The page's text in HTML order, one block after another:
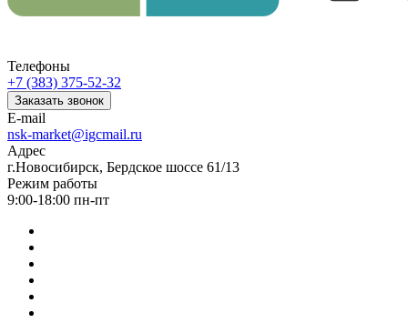
Телефоны
+7 (383) 375-52-32
Заказать звонок
E-mail
nsk-market@igcmail.ru
Адрес
г.Новосибирск, Бердское шоссе 61/13
Режим работы
9:00-18:00 пн-пт